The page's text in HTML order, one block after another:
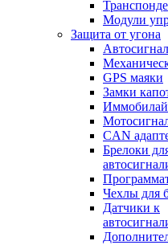
Модули
Защита от угона
GPS маяки
Замки
CAN
Брелоки
Чехлы для
Датчики к